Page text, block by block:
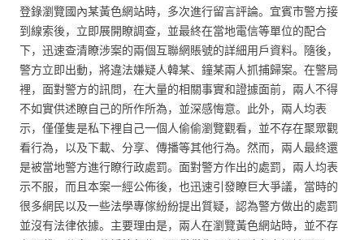
登錄瀏覽國內某黃色網站時，多次進行留言評論。宜賓市警方接
到線索後，立即展開瞭調查，並最終在當地電信等單位的配合
下，迅速查清瞭涉案的兩個互聯網賬號的詳細用戶資料。隨後，
警方立即出動，將違法嫌疑人韓某、鐘某兩人抓捕歸案。在警局
裡，面對警方的訊問，在大量的相關事實和證據面前，兩人不得
不如實供述瞭自己的所作所為，並深感悔意。此外，兩人均表
示，僅僅隻是私下裡自己一個人偷偷瀏覽觀看，並不存在聚眾觀
看行為，以及下載、分享、傳播等其他行為。然而，兩人最終還
是被當地警方進行瞭行政處罰。面對警方作出的處罰，兩人均表
示不服，而且本案一經公佈後，也迅速引發瞭巨大爭議，當時的
很多網民以及一些法學專傢紛紛提出質疑，認為警方做出的處罰
並沒有法律依據。主要理由是，兩人在瀏覽黃色網站時，並不存